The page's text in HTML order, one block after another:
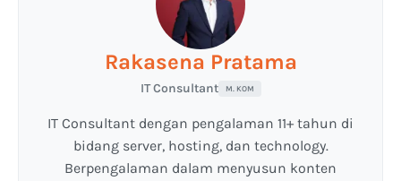
Rakasena Pratama
IT Consultant M. KOM
IT Consultant dengan pengalaman 11+ tahun di
bidang server, hosting, dan technology.
Berpengalaman dalam menyusun konten